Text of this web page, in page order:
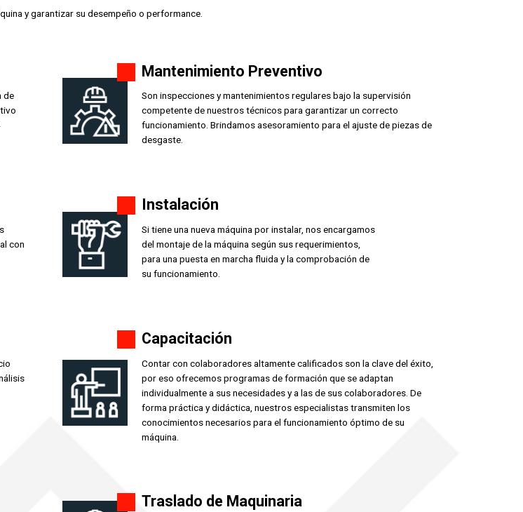
y garantizar su desempeño o performance.
de
Mantenimiento Preventivo
Son inspecciones y mantenimientos regulares bajo la supervisión
competente de nuestros técnicos para garantizar un correcto
funcionamiento. Brindamos asesoramiento para el ajuste de piezas de
desgaste.
con
Instalación
Si tiene una nueva máquina por instalar, nos encargamos
del montaje de la máquina según sus requerimientos,
para una puesta en marcha fluida y la comprobación de
su funcionamiento.
Capacitación
Contar con colaboradores altamente calificados son la clave del éxito,
por eso ofrecemos programas de formación que se adaptan
individualmente a sus necesidades y a las de sus colaboradores. De
forma práctica y didáctica, nuestros especialistas transmiten los
conocimientos necesarios para el funcionamiento óptimo de su
máquina.
Traslado de Maquinaria